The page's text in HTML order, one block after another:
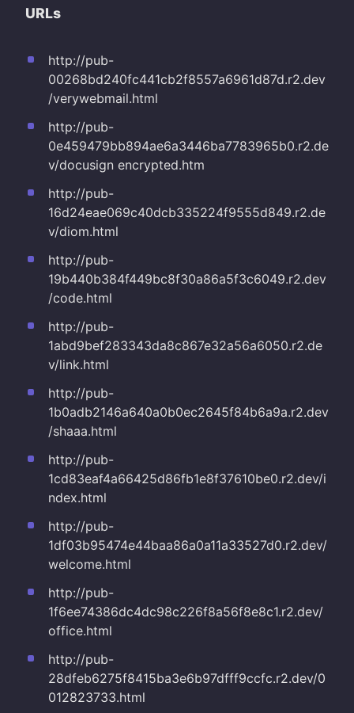
URLs
http://pub-
00268bd240fc441cb2f8557a6961d87d.r2.dev
/verywebmail.html
http://pub-
0e459479bb894ae6a3446ba7783965b0.r2.de
v/docusign encrypted.htm
http://pub-
16d24eae069c40dcb335224f9555d849.r2.de
v/diom.html
http://pub-
19b440b384f449bc8f30a86a5f3c6049.r2.dev
/code.html
http://pub-
1abd9bef283343da8c867e32a56a6050.r2.de
v/link.html
http://pub-
1b0adb2146a640a0b0ec2645f84b6a9a.r2.dev
/shaaa.html
http://pub-
1cd83eaf4a66425d86fb1e8f37610be0.r2.dev/i
ndex.html
http://pub-
1df03b95474e44baa86a0a11a33527d0.r2.dev/
welcome.html
http://pub-
1f6ee74386dc4dc98c226f8a56f8e8c1.r2.dev/
office.html
http://pub-
28dfeb6275f8415ba3e6b97dfff9ccfc.r2.dev/0
012823733.html